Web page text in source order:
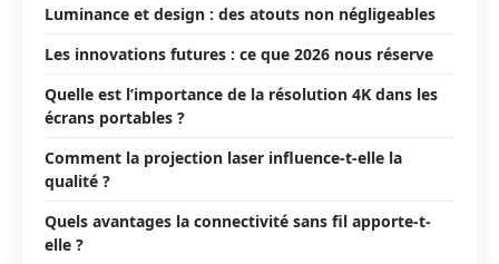
Luminance et design : des atouts non négligeables
Les innovations futures : ce que 2026 nous réserve
Quelle est l’importance de la résolution 4K dans les
écrans portables ?
Comment la projection laser influence-t-elle la
qualité ?
Quels avantages la connectivité sans fil apporte-t-
elle ?